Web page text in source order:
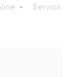
Servicii